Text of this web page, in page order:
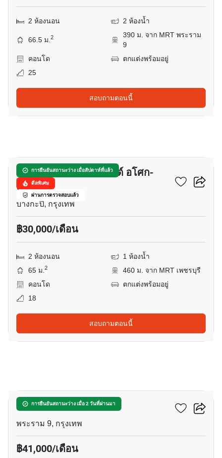
2 ห้องนอน 2 ห้องน้ำ
66.5 ม.2
390 ม. จาก MRT พระราม
9
คอนโด
ตกแต่งพร้อมอยู่
25
สอบถามตอนนี้
การยืนยันสถานะว่าง เมื่อสัปดาห์ที่แล้ว
ดีลพิเศษ
ผ่านการตรวจสอบแล้ว
เดอะ พาร์คแลนด์ แกรนด์ อโศก-
เพชรบุรี
บางกะปิ, กรุงเทพ
฿30,000/เดือน
2 ห้องนอน
1 ห้องน้ำ
65 ม.2
460 ม. จาก MRT เพชรบุรี
คอนโด
ตกแต่งพร้อมอยู่
18
สอบถามตอนนี้
การยืนยันสถานะว่าง เมื่อ 2 วันที่ผ่านมา
แอสปาย พระราม 9
พระราม 9, กรุงเทพ
฿41,000/เดือน